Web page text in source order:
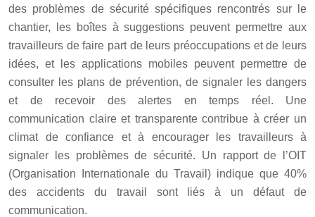
des problèmes de sécurité spécifiques rencontrés sur le
chantier, les boîtes à suggestions peuvent permettre aux
travailleurs de faire part de leurs préoccupations et de leurs
idées, et les applications mobiles peuvent permettre de
consulter les plans de prévention, de signaler les dangers
et de recevoir des alertes en temps réel. Une
communication claire et transparente contribue à créer un
climat de confiance et à encourager les travailleurs à
signaler les problèmes de sécurité. Un rapport de l’OIT
(Organisation Internationale du Travail) indique que 40%
des accidents du travail sont liés à un défaut de
communication.